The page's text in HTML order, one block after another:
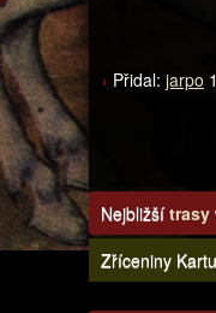
Přidal: jarpo
Nejbližší trasy
Zříceniny